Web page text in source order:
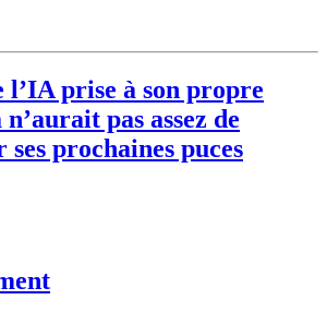
l’IA prise à son propre
pas assez de
prochaines puces